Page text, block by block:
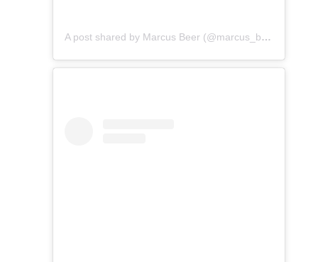
A post shared by Marcus Beer (@marcus_beer)